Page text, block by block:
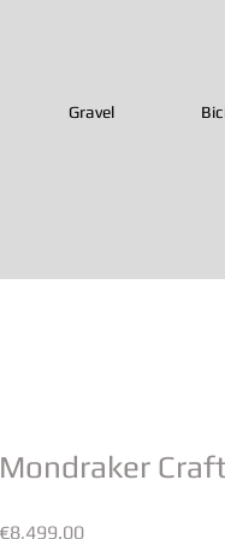
Gravel
Mondraker
€8,499.00Prezzo